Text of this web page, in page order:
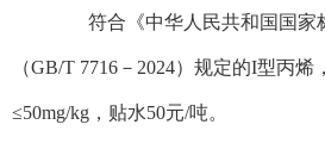
符合《中华人民共和国国家
（GB/T 7716－2024）规定的I型丙烯
≤50mg/kg，贴水50元/吨。